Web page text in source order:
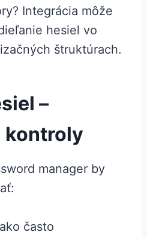
Integrácia môže
hesiel vo
štruktúrach.
–
kontroly
manager by
často